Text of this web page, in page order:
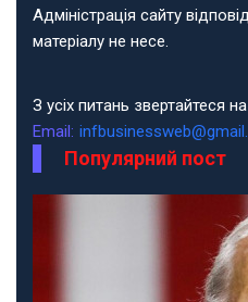
Адміністрація сайту
матеріалу не несе.
З усіх питань звертайтеся на
Email:
Популярний пост